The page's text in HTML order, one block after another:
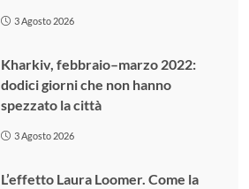
3 Agosto 2026
Kharkiv, febbraio–marzo 2022:
dodici giorni che non hanno
spezzato la città
3 Agosto 2026
L’effetto Laura Loomer. Come la